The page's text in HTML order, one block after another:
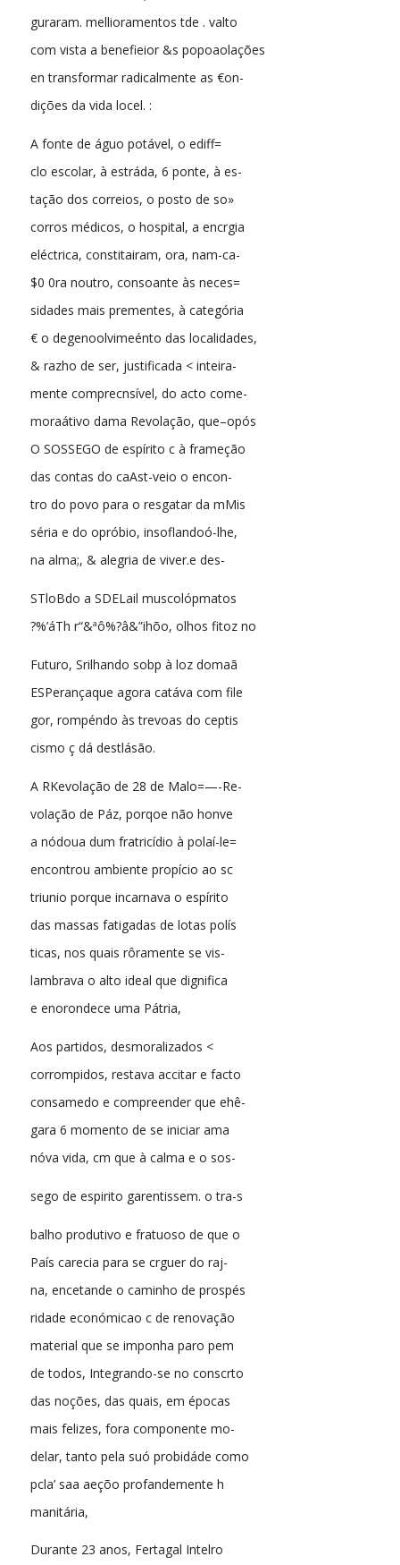
guraram. mellioramentos tde . valto
com vista a benefieior &s popoaolações
en transformar radicalmente as €on-
dições da vida locel. :
A fonte de águo potável, o ediff=
clo escolar, à estráda, 6 ponte, à es-
tação dos correios, o posto de so»
corros médicos, o hospital, a encrgia
eléctrica, constitairam, ora, nam-ca-
$0 0ra noutro, consoante às neces=
sidades mais prementes, à categória
€ o degenoolvimeénto das localidades,
& razho de ser, justificada < inteira-
mente comprecnsível, do acto come-
moraátivo dama Revolação, que–opós
O SOSSEGO de espírito c à frameção
das contas do caAst-veio o encon-
tro do povo para o resgatar da mMis
séria e do opróbio, insoflandoó-lhe,
na alma;, & alegria de viver.e des-
STloBdo a SDELail muscolópmatos
?%’áTh r“&ªô%?â&”ihõo, olhos fitoz no
Futuro, Srilhando sobp à loz domaã
ESPerançaque agora catáva com file
gor, rompéndo às trevoas do ceptis
cismo ç dá destlásão.
A RKevolação de 28 de Malo=—-Re-
volação de Páz, porqoe não honve
a nódoua dum fratricídio à polaí-le=
encontrou ambiente propício ao sc
triunio porque incarnava o espírito
das massas fatigadas de lotas polís
ticas, nos quais rôramente se vis-
lambrava o alto ideal que dignifica
e enorondece uma Pátria,
Aos partidos, desmoralizados <
corrompidos, restava accitar e facto
consamedo e compreender que ehê-
gara 6 momento de se iniciar ama
nóva vida, cm que à calma e o sos-
sego de espirito garentissem. o tra-s
balho produtivo e fratuoso de que o
País carecia para se crguer do raj-
na, encetande o caminho de prospés
ridade económicao c de renovação
material que se imponha paro pem
de todos, Integrando-se no conscrto
das noções, das quais, em épocas
mais felizes, fora componente mo-
delar, tanto pela suó probidáde como
pcla’ saa aeçõo profandemente h
manitária,
Durante 23 anos, Fertagal Intelro